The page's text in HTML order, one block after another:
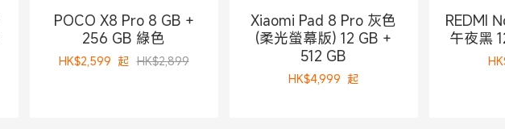
POCO X8 Pro 8 GB +
256 GB 綠色
HK$2,599 起 HK$2,899
Xiaomi Pad 8 Pro 灰色
(柔光螢幕版) 12 GB +
512 GB
HK$4,999 起
REDMI
午夜黑